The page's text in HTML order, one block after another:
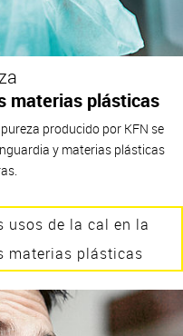
materias plásticas
producido por KFN se
y materias plásticas
usos de la cal en la
materias plásticas